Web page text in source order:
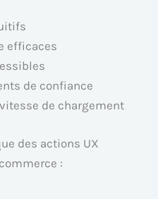
efficaces
de confiance
de chargement
des actions UX
: